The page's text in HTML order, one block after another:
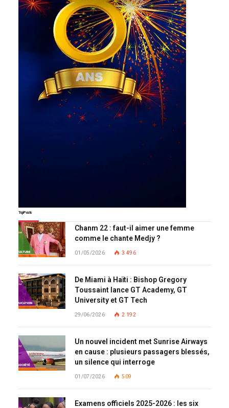
Top Posts
Chanm 22 : faut-il aimer une femme
comme le chante Medjy ?
01/05/2026 3 496
De Miami à Haïti : Bishop Gregory
Toussaint lance GT Academy, GT
University et GT Tech
29/06/2026 2 192
Un nouvel incident met Sunrise Airways
en cause : plusieurs passagers blessés,
un silence qui interroge
01/07/2026 509
Examens officiels 2025-2026 : les six